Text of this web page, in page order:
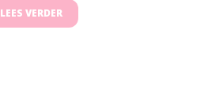
LEES VERDER